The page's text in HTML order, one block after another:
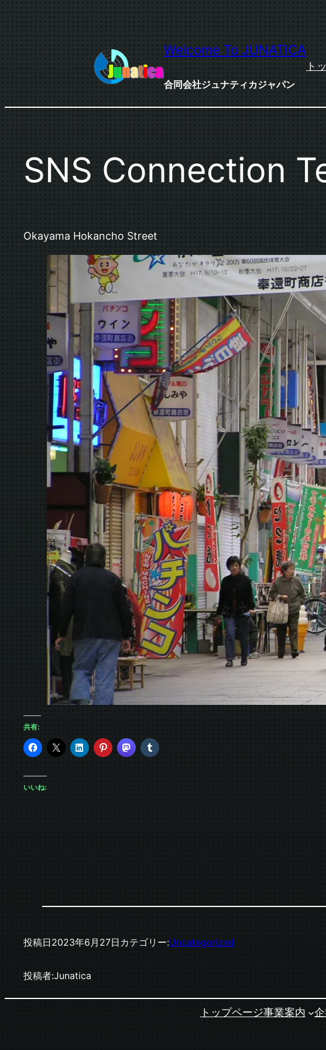
プ
Welcome To JUNATICA
合同会社ジュナティカジャパン
ト
SNS Connection
Okayama Hokancho Street
共有:
いいね:
投稿日2023年6月27日 カテゴリー:Uncategorized
投稿者:Junatica
トップページ事業案内